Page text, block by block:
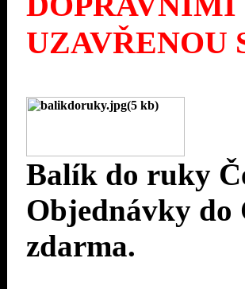
UZAVŘENOU
Balík do ruky
Objednávky do
zdarma.